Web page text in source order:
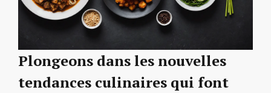
Plongeons dans les nouvelles
tendances culinaires qui font